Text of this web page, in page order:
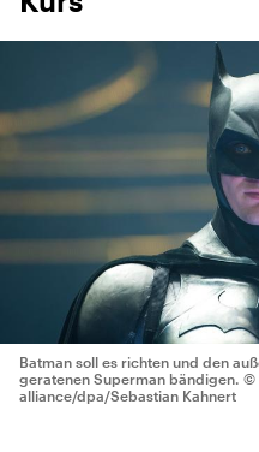
Batman soll es richten und den
geratenen Superman bändigen. ©
alliance/dpa/Sebastian Kahnert